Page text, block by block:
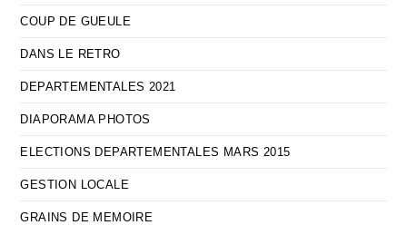
COUP DE GUEULE
DANS LE RETRO
DEPARTEMENTALES 2021
DIAPORAMA PHOTOS
ELECTIONS DEPARTEMENTALES MARS 2015
GESTION LOCALE
GRAINS DE MEMOIRE